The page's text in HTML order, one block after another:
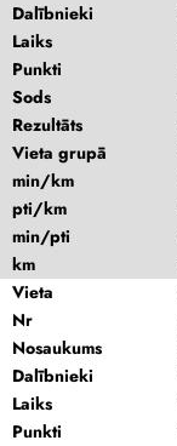
Dalībnieki
Laiks
Punkti
Sods
Rezultāts
Vieta grupā
min/km
pti/km
min/pti
km
Vieta
Nr
Nosaukums
Dalībnieki
Laiks
Punkti